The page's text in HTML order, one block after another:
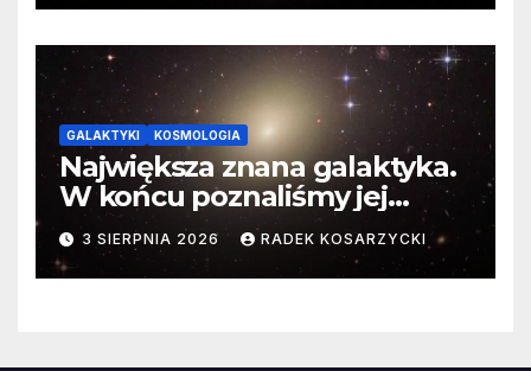
GALAKTYKI KOSMOLOGIA
Największa znana galaktyka.
W końcu poznaliśmy jej
faktyczne wymiary
3 SIERPNIA 2026 RADEK KOSARZYCKI